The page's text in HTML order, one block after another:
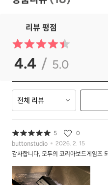
리뷰 평점
4.4 / 5.0
전체 리뷰
5 0
buttonstudio 2026. 2. 15
감사합니다, 모두의 코리아보드게임즈